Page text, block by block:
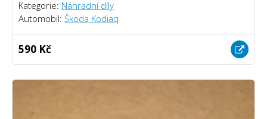
Kategorie: Náhradní díly
Automobil: Škoda Kodiaq
590 Kč